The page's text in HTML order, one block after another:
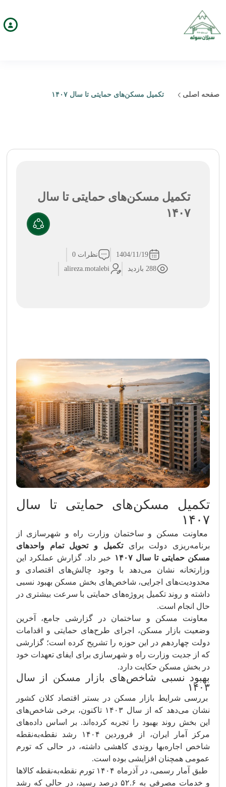
صفحه اصلی تکمیل مسکن‌های حمایتی تا سال ۱۴۰۷
تکمیل مسکن‌های حمایتی تا سال
۱۴۰۷
1404/11/19
نظرات 0
288 بازدید
alireza.motalebi
تکمیل مسکن‌های حمایتی تا سال
۱۴۰۷
معاونت مسکن و ساختمان وزارت راه و شهرسازی از
برنامه‌ریزی دولت برایتکمیل و تحویل تمام واحدهای
مسکن حمایتی تا سال ۱۴۰۷
خبر داد. گزارش عملکرد این
وزارتخانه نشان می‌دهد با وجود چالش‌های اقتصادی و
محدودیت‌های اجرایی، شاخص‌های بخش مسکن بهبود نسبی
داشته و روند تکمیل پروژه‌های حمایتی با سرعت بیشتری در
حال انجام است.
معاونت مسکن و ساختمان در گزارشی جامع، آخرین
وضعیت بازار مسکن، اجرای طرح‌های حمایتی و اقدامات
دولت چهاردهم در این حوزه را تشریح کرده است؛ گزارشی
که از جدیت وزارت راه و شهرسازی برای ایفای تعهدات خود
در بخش مسکن حکایت دارد.
بهبود نسبی شاخص‌های بازار مسکن از سال
۱۴۰۳
بررسی شرایط بازار مسکن در بستر اقتصاد کلان کشور
نشان می‌دهد که از سال ۱۴۰۳ تاکنون، برخی شاخص‌های
این بخش روند بهبود را تجربه کرده‌اند. بر اساس داده‌های
مرکز آمار ایران، از فروردین ۱۴۰۴ رشد نقطه‌به‌نقطه
شاخص اجاره‌بها روندی کاهشی داشته، در حالی که تورم
عمومی همچنان افزایشی بوده است.
طبق آمار رسمی، در آذرماه ۱۴۰۴ تورم نقطه‌به‌نقطه کالاها
و خدمات مصرفی به ۵۲.۶ درصد رسید، در حالی که رشد